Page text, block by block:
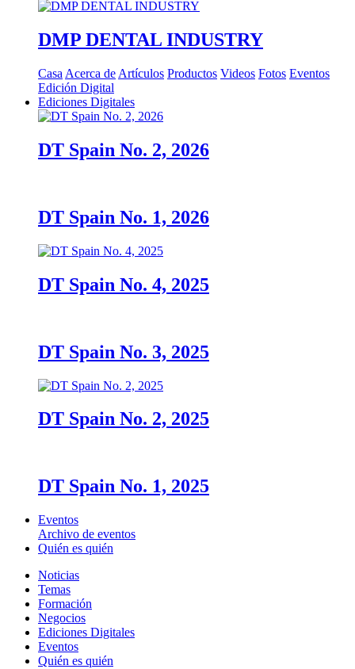
DMP DENTAL INDUSTRY
Casa Acerca de Artículos Productos Videos Fotos Eventos
Edición Digital
Ediciones Digitales
DT Spain No. 2, 2026
DT Spain No. 1, 2026
DT Spain No. 4, 2025
DT Spain No. 3, 2025
DT Spain No. 2, 2025
DT Spain No. 1, 2025
Eventos
Archivo de eventos
Quién es quién
Noticias
Temas
Formación
Negocios
Ediciones Digitales
Eventos
Quién es quién